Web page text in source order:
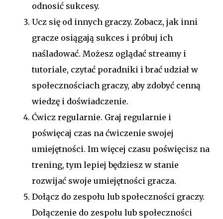
odnosić sukcesy.
Ucz się od innych graczy. Zobacz, jak inni
gracze osiągają sukces i próbuj ich
naśladować. Możesz oglądać streamy i
tutoriale, czytać poradniki i brać udział w
społecznościach graczy, aby zdobyć cenną
wiedzę i doświadczenie.
Ćwicz regularnie. Graj regularnie i
poświęcaj czas na ćwiczenie swojej
umiejętności. Im więcej czasu poświęcisz na
trening, tym lepiej będziesz w stanie
rozwijać swoje umiejętności gracza.
Dołącz do zespołu lub społeczności graczy.
Dołączenie do zespołu lub społeczności